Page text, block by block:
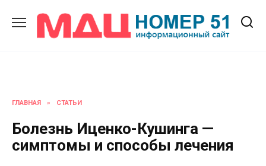
содержанию
ГЛАВНАЯ » СТАТЬИ
Болезнь Иценко-Кушинга —
симптомы и способы лечения